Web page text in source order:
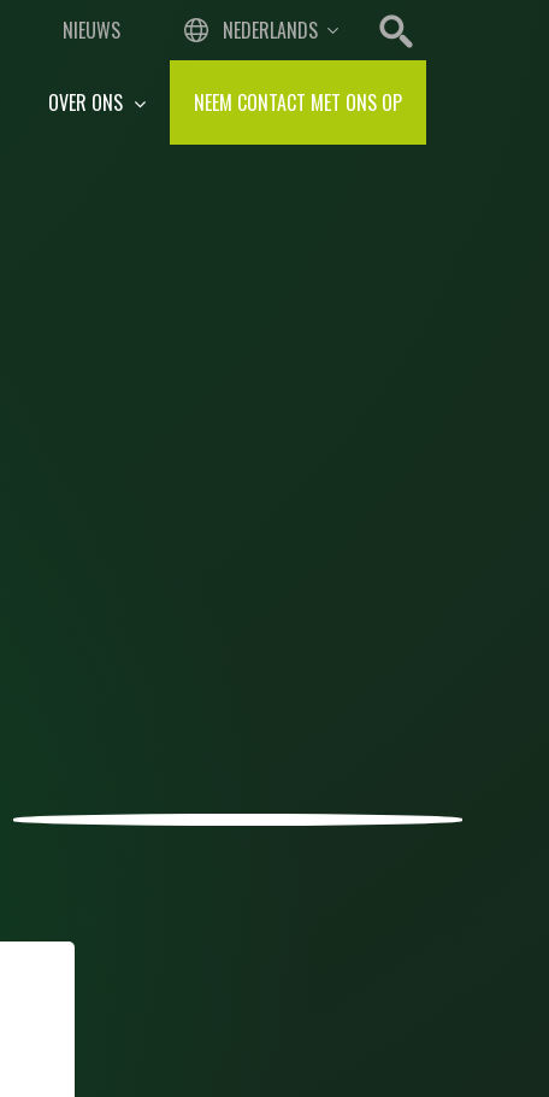
NIEUWS NEDERLANDS
OVER ONS NEEM CONTACT MET ONS OP